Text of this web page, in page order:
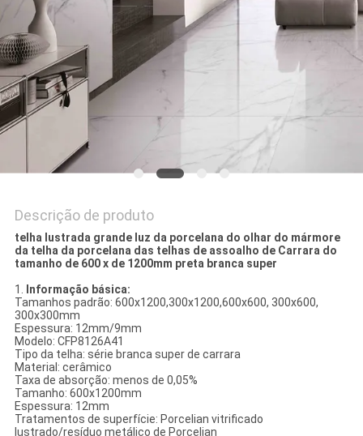
Descrição de produto
telha lustrada grande luz da porcelana do olhar do mármore
da telha da porcelana das telhas de assoalho de Carrara do
tamanho de 600 x de 1200mm preta branca super
1. Informação básica:
Tamanhos padrão: 600x1200,300x1200,600x600, 300x600,
300x300mm
Espessura: 12mm/9mm
Modelo: CFP8126A41
Tipo da telha: série branca super de carrara
Material: cerâmico
Taxa de absorção: menos de 0,05%
Tamanho: 600x1200mm
Espessura: 12mm
Tratamentos de superfície: Porcelian vitrificado
lustrado/resíduo metálico de Porcelian